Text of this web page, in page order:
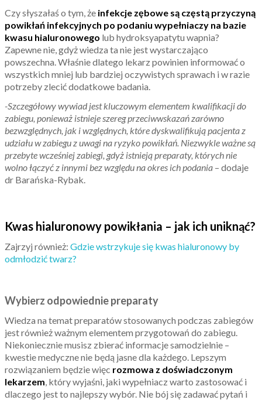
Czy słyszałaś o tym, że infekcje zębowe są częstą przyczyną
powikłań infekcyjnych po podaniu wypełniaczy na bazie
kwasu hialuronowego lub hydroksyapatytu wapnia?
Zapewne nie, gdyż wiedza ta nie jest wystarczająco
powszechna. Właśnie dlatego lekarz powinien informować o
wszystkich mniej lub bardziej oczywistych sprawach i w razie
potrzeby zlecić dodatkowe badania.
-Szczegółowy wywiad jest kluczowym elementem kwalifikacji do
zabiegu, ponieważ istnieje szereg przeciwwskazań zarówno
bezwzględnych, jak i względnych, które dyskwalifikują pacjenta z
udziału w zabiegu z uwagi na ryzyko powikłań. Niezwykle ważne są
przebyte wcześniej zabiegi, gdyż istnieją preparaty, których nie
wolno łączyć z innymi bez względu na okres ich podania – dodaje
dr Barańska-Rybak.
Kwas hialuronowy powikłania – jak ich uniknąć?
Zajrzyj również: Gdzie wstrzykuje się kwas hialuronowy by
odmłodzić twarz?
Wybierz odpowiednie preparaty
Wiedza na temat preparatów stosowanych podczas zabiegów
jest również ważnym elementem przygotowań do zabiegu.
Niekoniecznie musisz zbierać informacje samodzielnie –
kwestie medyczne nie będą jasne dla każdego. Lepszym
rozwiązaniem będzie więc rozmowa z doświadczonym
lekarzem, który wyjaśni, jaki wypełniacz warto zastosować i
dlaczego jest to najlepszy wybór. Nie bój się zadawać pytań i